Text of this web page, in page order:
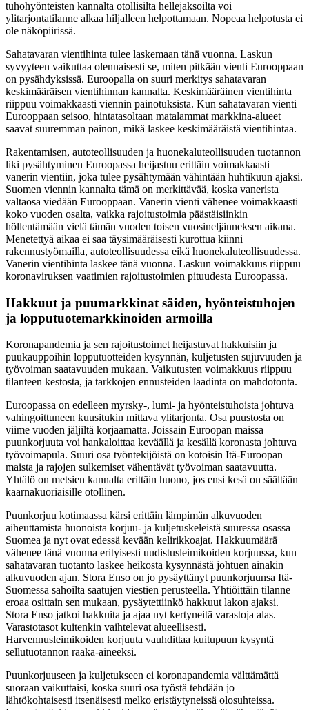
tuhohyönteisten kannalta otollisilta hellejaksoilta voi
ylitarjontatilanne alkaa hiljalleen helpottamaan. Nopeaa helpotusta ei
ole näköpiirissä.
Sahatavaran vientihinta tulee laskemaan tänä vuonna. Laskun
syvyyteen vaikuttaa olennaisesti se, miten pitkään vienti Eurooppaan
on pysähdyksissä. Euroopalla on suuri merkitys sahatavaran
keskimääräisen vientihinnan kannalta. Keskimääräinen vientihinta
riippuu voimakkaasti viennin painotuksista. Kun sahatavaran vienti
Eurooppaan seisoo, hintatasoltaan matalammat markkina-alueet
saavat suuremman painon, mikä laskee keskimääräistä vientihintaa.
Rakentamisen, autoteollisuuden ja huonekaluteollisuuden tuotannon
liki pysähtyminen Euroopassa heijastuu erittäin voimakkaasti
vanerin vientiin, joka tulee pysähtymään vähintään huhtikuun ajaksi.
Suomen viennin kannalta tämä on merkittävää, koska vanerista
valtaosa viedään Eurooppaan. Vanerin vienti vähenee voimakkaasti
koko vuoden osalta, vaikka rajoitustoimia päästäisiinkin
höllentämään vielä tämän vuoden toisen vuosineljänneksen aikana.
Menetettyä aikaa ei saa täysimääräisesti kurottua kiinni
rakennustyömailla, autoteollisuudessa eikä huonekaluteollisuudessa.
Vanerin vientihinta laskee tänä vuonna. Laskun voimakkuus riippuu
koronaviruksen vaatimien rajoitustoimien pituudesta Euroopassa.
Hakkuut ja puumarkkinat säiden, hyönteistuhojen
ja lopputuotemarkkinoiden armoilla
Koronapandemia ja sen rajoitustoimet heijastuvat hakkuisiin ja
puukauppoihin lopputuotteiden kysynnän, kuljetusten sujuvuuden ja
työvoiman saatavuuden mukaan. Vaikutusten voimakkuus riippuu
tilanteen kestosta, ja tarkkojen ennusteiden laadinta on mahdotonta.
Euroopassa on edelleen myrsky-, lumi- ja hyönteistuhoista johtuva
vahingoittuneen kuusitukin mittava ylitarjonta. Osa puustosta on
viime vuoden jäljiltä korjaamatta. Joissain Euroopan maissa
puunkorjuuta voi hankaloittaa keväällä ja kesällä koronasta johtuva
työvoimapula. Suuri osa työntekijöistä on kotoisin Itä-Euroopan
maista ja rajojen sulkemiset vähentävät työvoiman saatavuutta.
Yhtälö on metsien kannalta erittäin huono, jos ensi kesä on säältään
kaarnakuoriaisille otollinen.
Puunkorjuu kotimaassa kärsi erittäin lämpimän alkuvuoden
aiheuttamista huonoista korjuu- ja kuljetuskeleistä suuressa osassa
Suomea ja nyt ovat edessä kevään kelirikkoajat. Hakkuumäärä
vähenee tänä vuonna erityisesti uudistusleimikoiden korjuussa, kun
sahatavaran tuotanto laskee heikosta kysynnästä johtuen ainakin
alkuvuoden ajan. Stora Enso on jo pysäyttänyt puunkorjuunsa Itä-
Suomessa sahoilta saatujen viestien perusteella. Yhtiöittäin tilanne
eroaa osittain sen mukaan, pysäytettiinkö hakkuut lakon ajaksi.
Stora Enso jatkoi hakkuita ja ajaa nyt kertyneitä varastoja alas.
Varastotasot kuitenkin vaihtelevat alueellisesti.
Harvennusleimikoiden korjuuta vauhdittaa kuitupuun kysyntä
sellutuotannon raaka-aineeksi.
Puunkorjuuseen ja kuljetukseen ei koronapandemia välttämättä
suoraan vaikuttaisi, koska suuri osa työstä tehdään jo
lähtökohtaisesti itsenäisesti melko eristäytyneissä olosuhteissa.